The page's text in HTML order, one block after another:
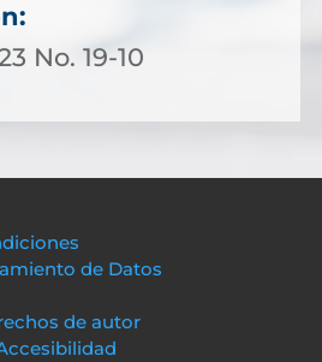
No. 19-10
de Datos
de autor